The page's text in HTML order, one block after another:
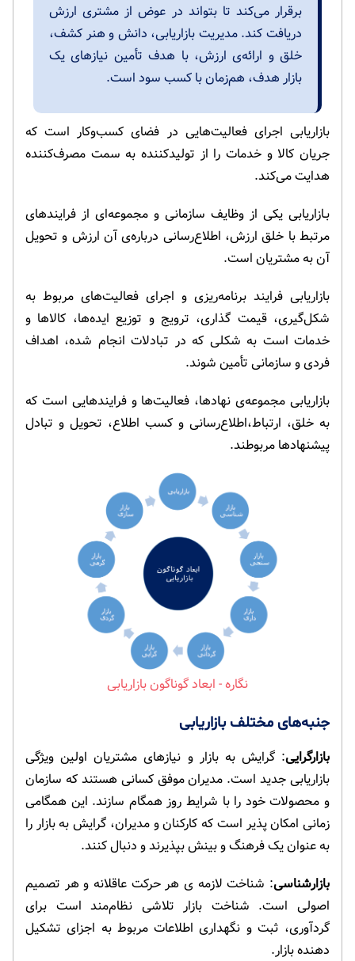
برقرار می‌کند تا بتواند در عوض از مشتری ارزش
دریافت کند. مدیریت بازاریابی، دانش و هنر کشف،
خلق و ارائه‌ی ارزش، با هدف تأمین نیازهای یک
بازار هدف، هم‌زمان با کسب سود است.
بازاریابی اجرای فعالیت‌هایی در فضای کسب‌وکار است که
جریان کالا و خدمات را از تولیدکننده به سمت مصرف‌کننده
هدایت می‌کند.
بـازاریابی یکی از وظایف سازمانی و مجموعه‌ای از فرایندهای
مرتبط با خلق ارزش، اطلاع‌رسانی درباره‌ی آن ارزش و تحویل
آن به مشتریان است.
بازاریابی فرایند برنامه‌ریزی و اجرای فعالیت‌های مربوط به
شکل‌گیری، قیمت گذاری، ترویج و توزیع ایده‌ها، کالاها و
خدمات است به شکلی که در تبادلات انجام شده، اهداف
فردی و سازمانی تأمین شوند.
بازاریابی مجموعه‌ی نهادها، فعالیت‌ها و فرایندهایی است که
به خلق، ارتباط،اطلاع‌رسانی و کسب اطلاع، تحویل و تبادل
پیشنهادها مربوطند.
ابعاد گوناگون بازاریابی
جنبه‌های مختلف بازاریابی
بازارگرایی: گرایش به بازار و نیازهای مشتریان اولین ویژگی
بازاریابی جدید است. مدیران موفق کسانی هستند که سازمان
و محصولات خود را با شرایط روز همگام سازند. این همگامی
زمانی امکان پذیر است که کارکنان و مدیران، گرایش به بازار را
به عنوان یک فرهنگ و بینش بپذیرند و دنبال کنند.
بازارشناسی: شناخت لازمه ی هر حرکت عاقلانه و هر تصمیم
اصولی است. شناخت بازار تلاشی نظام‌مند است برای
گردآوری، ثبت و نگهداری اطلاعات مربوط به اجزای تشکیل
دهنده بازار.